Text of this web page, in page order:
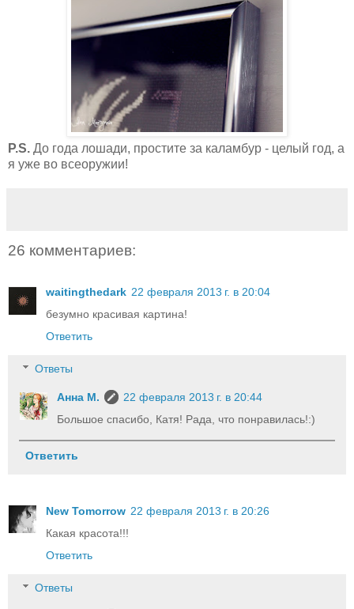
P.S. До года лошади, простите за каламбур - целый год, а
я уже во всеоружии!
26 комментариев:
waitingthedark 22 февраля 2013 г. в 20:04
безумно красивая картина!
Ответить
Ответы
Анна М.
22 февраля 2013 г. в 20:44
Большое спасибо, Катя! Рада, что понравилась!:)
Ответить
New Tomorrow 22 февраля 2013 г. в 20:26
Какая красота!!!
Ответить
Ответы